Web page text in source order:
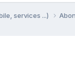
services ...)